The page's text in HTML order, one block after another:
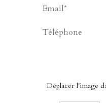
Déplacer l'image